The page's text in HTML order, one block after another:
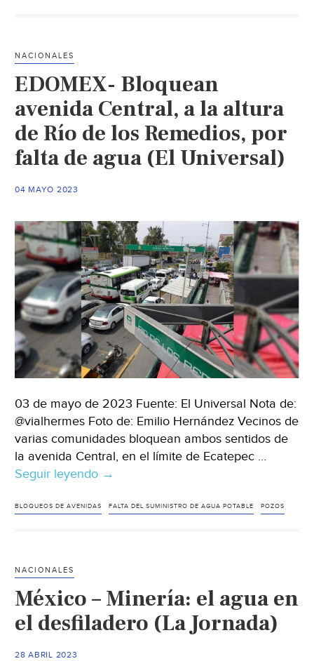
opción
para
surtir
de
agua
a
(Vanguardia)
NACIONALES
EDOMEX- Bloquean
avenida Central, a la altura
de Río de los Remedios, por
falta de agua (El Universal)
04 MAYO 2023
03 de mayo de 2023 Fuente: El Universal Nota de:
@vialhermes Foto de: Emilio Hernández Vecinos de
varias comunidades bloquean ambos sentidos de
la avenida Central, en el límite de Ecatepec …
Seguir leyendo EDOMEX-
avenida
de
Río
de
→
BLOQUEOS DE AVENIDAS FALTA DEL SUMINISTRO DE AGUA POTABLE POZOS
NACIONALES
México – Minería: el agua en
el desfiladero (La Jornada)
28 ABRIL 2023